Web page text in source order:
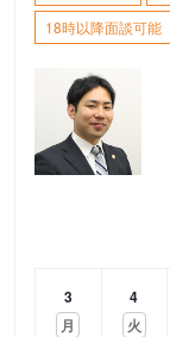
18時以降面談可能
3
月
4
火